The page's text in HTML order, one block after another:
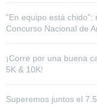
“En equipo está
Concurso Nacional de
¡Corre por una buena
5K & 10K!
Superemos juntos el